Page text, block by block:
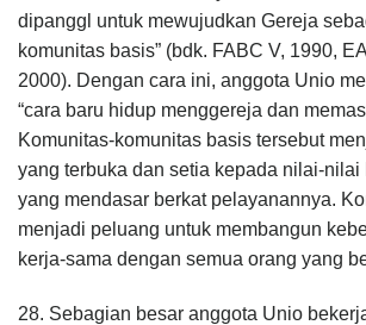
dipanggl untuk mewujudkan Gereja
komunitas basis” (bdk. FABC V, 1990,
2000). Dengan cara ini, anggota Unio
“cara baru hidup menggereja dan
Komunitas-komunitas basis tersebut
yang terbuka dan setia kepada nilai-nilai
yang mendasar berkat pelayanannya.
menjadi peluang untuk membangun
kerja-sama dengan semua orang yang
28. Sebagian besar anggota Unio